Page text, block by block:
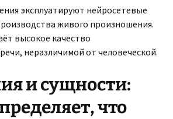
эксплуатируют нейросетевые
живого произношения.
высокое качество
неразличимой от человеческой.
и сущности:
что